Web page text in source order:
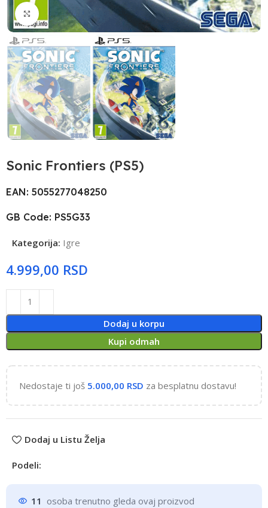
Uvećaj sliku
Sonic Frontiers (PS5)
EAN: 5055277048250
GB Code: PS5G33
Kategorija: Igre
RSD
Dodaj u korpu
Kupi odmah
Nedostaje ti još 5.000,00 RSD za besplatnu dostavu!
Dodaj u Listu Želja
Podeli:
11 osoba trenutno gleda ovaj proizvod